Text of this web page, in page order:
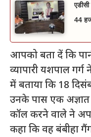
एडीसी
44
आपको बता दें कि
व्यापारी यशपाल
में बताया कि 18
उनके पास एक
कॉल करने वाले ने
कहा कि वह बंबीहा